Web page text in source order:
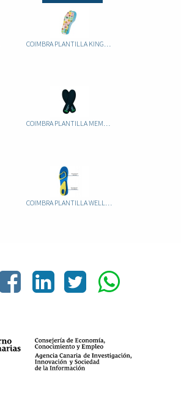
COIMBRA PLANTILLA KINGU INFANTIL RECORTABLE
COIMBRA PLANTILLA MEMORY FOAM
COIMBRA PLANTILLA WELLINESS GEL